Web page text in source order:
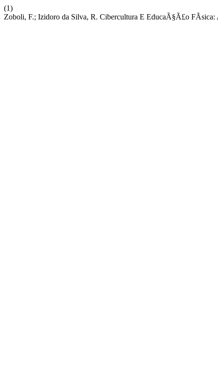
(1)
Zoboli, F.; Izidoro da Silva, R. Cibercultura E EducaÃ§Ã£o